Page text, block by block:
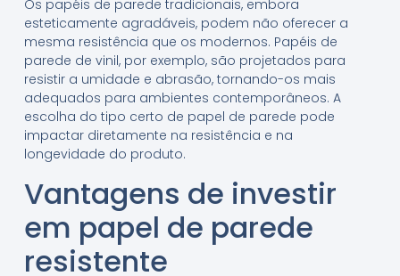
Os papéis de parede tradicionais, embora
esteticamente agradáveis, podem não oferecer a
mesma resistência que os modernos. Papéis de
parede de vinil, por exemplo, são projetados para
resistir a umidade e abrasão, tornando-os mais
adequados para ambientes contemporâneos. A
escolha do tipo certo de papel de parede pode
impactar diretamente na resistência e na
longevidade do produto.
Vantagens de investir
em papel de parede
resistente